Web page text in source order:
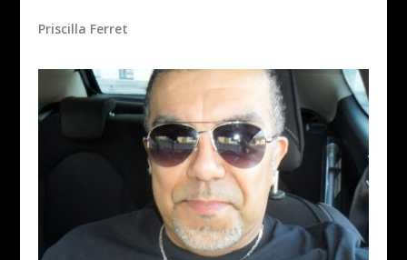
Priscilla Ferret